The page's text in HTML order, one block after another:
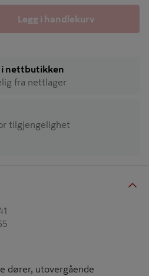
Legg i handlekurv
i nettbutikken
fra nettlager
tilgjengelighet
dører, utovergående